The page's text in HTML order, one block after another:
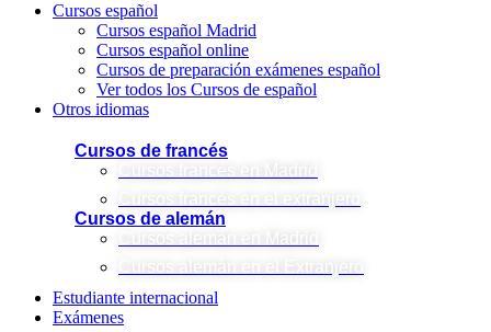
Cursos español
Cursos español Madrid
Cursos español online
Cursos de preparación exámenes español
Ver todos los Cursos de español
Otros idiomas
Cursos de francés
Cursos francés en Madrid
Cursos de alemán
Cursos alemán en Madrid
Cursos alemán en el Extranjero
Estudiante internacional
Exámenes